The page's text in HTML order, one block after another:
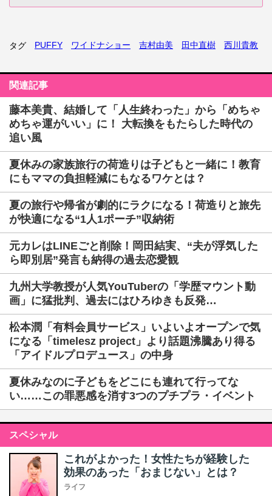
タグ PUFFY ワイドナショー 吉村由美 田中直樹 西川貴教
関連記事
藤本美貴、結婚して「人生終わった」から「めちゃ
めちゃ運がいい」に！ 大転換をもたらした時代の
追い風
夏休みの家族旅行の荷造りは子どもと一緒に！教育
にもママの負担軽減にもなるワケとは？
夏の旅行や帰省が劇的にラクになる！荷造りと旅先
が快適になる“1人1ポーチ”収納術
元カレはLINEごと削除！岡田結実、“夫が浮気した
ら即別居”発言も納得の過去恋愛観
九州大学教授が人気YouTuberの「学歴マウント動
画」に猛批判、過去にはひろゆきも反発…
松本潤「有料会員サービス」いよいよオープンで気
になる「timelesz project」より話題沸騰あり得る
「アイドルプロデュース」の中身
夏休みなのに子どもをどこにも連れて行ってな
い……この罪悪感を消す3つのプチプラ・イベント
スペシャル
これがよかった！女性たちが経験した
効果のあった「おまじない」とは？
ライフ